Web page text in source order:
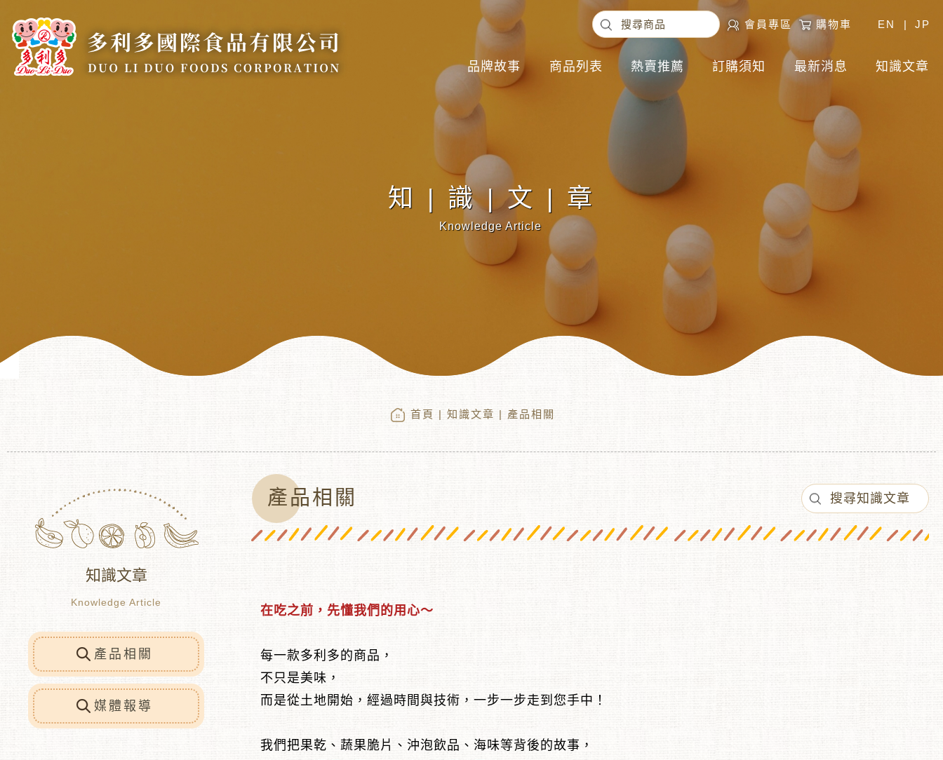
會員專區 購物車 EN | JP
品牌故事 商品列表 熱賣推薦 訂購須知 最新消息 知識文章
知|識|文|章
Knowledge Article
首頁 | 知識文章 | 產品相關
知識文章
Knowledge Article
產品相關
媒體報導
產品相關
在吃之前，先懂我們的用心～
每一款多利多的商品，
不只是美味，
而是從土地開始，經過時間與技術，一步一步走到您手中！
我們把果乾、蔬果脆片、沖泡飲品、海味等背後的故事，